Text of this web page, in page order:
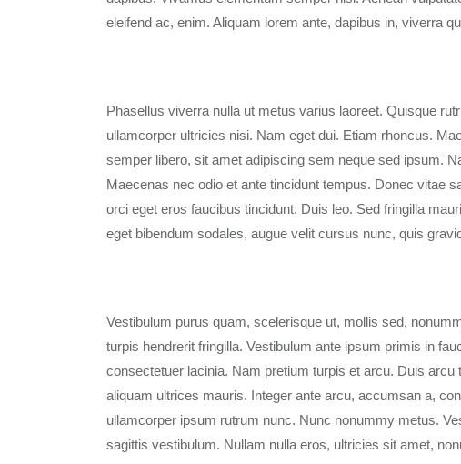
eleifend ac, enim. Aliquam lorem ante, dapibus in, viverra
Phasellus viverra nulla ut metus varius laoreet. Quisque
ullamcorper ultricies nisi. Nam eget dui. Etiam rhoncus.
semper libero, sit amet adipiscing sem neque sed ipsum.
Maecenas nec odio et ante tincidunt tempus. Donec vitae
orci eget eros faucibus tincidunt. Duis leo. Sed fringilla
eget bibendum sodales, augue velit cursus nunc, quis
Vestibulum purus quam, scelerisque ut, mollis sed,
turpis hendrerit fringilla. Vestibulum ante ipsum primis in
consectetuer lacinia. Nam pretium turpis et arcu. Duis
aliquam ultrices mauris. Integer ante arcu, accumsan a,
ullamcorper ipsum rutrum nunc. Nunc nonummy metus.
sagittis vestibulum. Nullam nulla eros, ultricies sit amet,